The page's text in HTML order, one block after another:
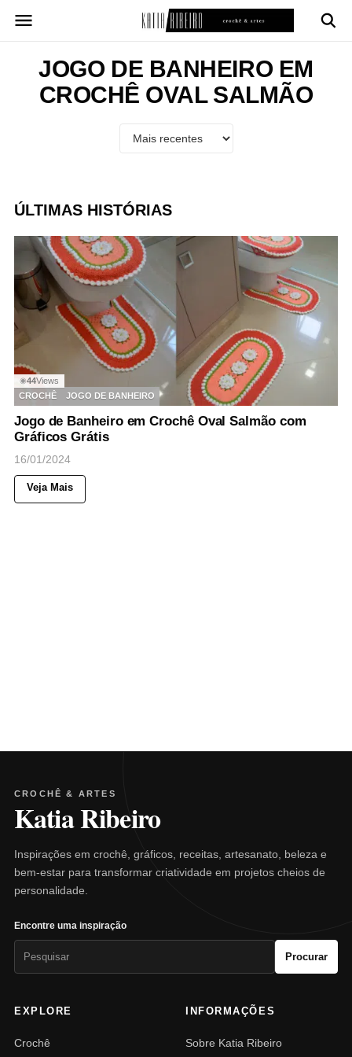
para
conteúdoJOGO DE BANHEIRO EM
CROCHÊ OVAL SALMÃO
ÚLTIMAS HISTÓRIAS
◉44Views
CROCHÊ
JOGO DE BANHEIRO
Jogo de Banheiro em Crochê Oval Salmão com
Gráficos Grátis
16/01/2024
Veja Mais
CROCHÊ & ARTES
Katia Ribeiro
Inspirações em crochê, gráficos, receitas, artesanato, beleza e
bem-estar para transformar criatividade em projetos cheios de
personalidade.
Encontre uma inspiração
Procurar
EXPLORE
Crochê
INFORMAÇÕES
Sobre Katia Ribeiro